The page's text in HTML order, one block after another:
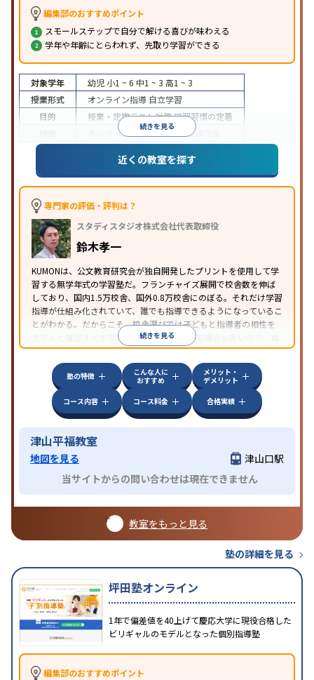
編集部のおすすめポイント
スモールステップで自分で解ける喜びが味わえる
学年や年齢にとらわれず、先取り学習ができる
続きを見る
対象学年 幼児 小1 ~ 6 中1 ~ 3 高1 ~ 3
授業形式
オンライン指導 自立学習
目的
授業・定期テスト対策学習習慣の定着
オンライン対応1科目から受講可能
近くの教室を探す
専門家の評価・評判は？
スタディスタジオ株式会社代表取締役
鈴木孝一
KUMONは、公文教育研究会が独自開発したプリントを使用して学
習する無学年式の学習塾だ。フランチャイズ展開で校舎数を伸ば
しており、国内1.5万校舎、国外0.8万校舎にのぼる。それだけ学習
指導が仕組み化されていて、誰でも指導できるようになっているこ
とがわかる。だからこそ、校舎選びでは子どもと指導者の相性を
きちんと確認すべきである。近所に2校舎ある場合も多いので、両
方見学してみることをオススメする。
続きを見る
塾の特徴
こんな人に
おすすめ
メリット・
デメリット
コース内容
コース料金 合格実績
津山平福教室
地図を見る
津山口駅
当サイトからの問い合わせは現在できません
教室をもっと見る
塾の詳細を見る
坪田塾オンライン
1年で偏差値を40上げて慶応大学に現役合格した
ビリギャルのモデルとなった個別指導塾
編集部のおすすめポイント